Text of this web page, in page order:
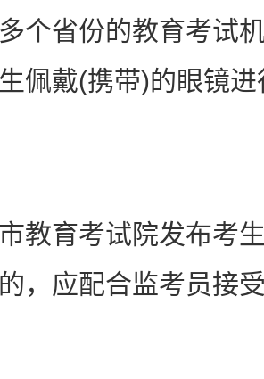
个省份的教育考试
佩戴(携带)的眼镜
育考试院发布考生
，应配合监考员接